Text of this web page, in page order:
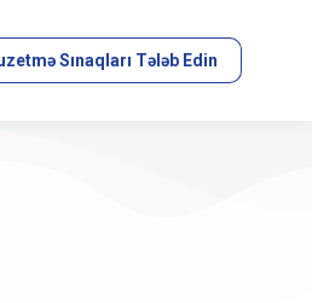
Sınaqları Tələb Edin